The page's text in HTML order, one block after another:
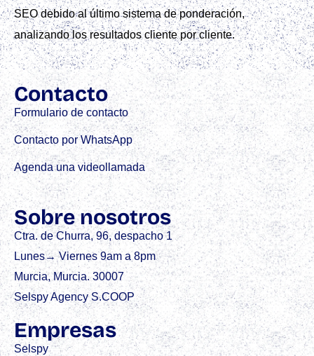
SEO debido al último sistema de ponderación,
analizando los resultados cliente por cliente.
Contacto
Formulario de contacto
Contacto por WhatsApp
Agenda una videollamada
Sobre nosotros
Ctra. de Churra, 96, despacho 1
Lunes→ Viernes 9am a 8pm
Murcia, Murcia. 30007
Selspy Agency S.COOP
Empresas
Selspy